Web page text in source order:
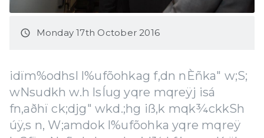
access_time Monday 17th October 2016
idïm%odhsl l%ufõohkag f,dn nÈñka" w;S;
wNsudkh w.h lsÍug yqre mqreÿj isá
fn,aðhï ck;djg" wkd.;hg iß,k mqk¾ckkSh
úÿ,s n, W;amdok l%ufõohka yqre mqreÿ